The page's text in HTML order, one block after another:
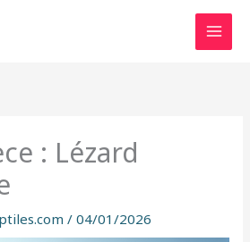
: Lézard
/04/01/2026